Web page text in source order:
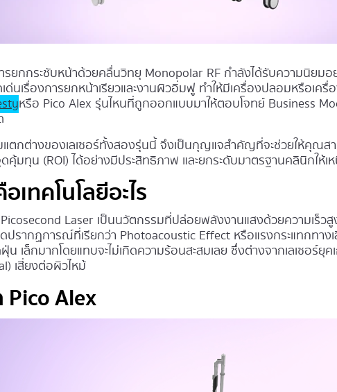
ยกกระชับหน้าด้วยคลื่นวิทยุ Monopolar RF กำลังได้รับความนิยมอ
เด่นเรื่องการยกหน้าเรียวและงานผิวอิ่มฟู ทำให้มีเครื่องปลอมหรือเค
หรือ Pico Alex รุ่นไหนที่ถูกออกแบบมาให้ตอบโจทย์ Business
แตกต่างของเลเซอร์ทั้งสองรุ่นนี้ จึงเป็นกุญแจสำคัญที่จะช่วยให้คุณส
คุ้มทุน (ROI) ได้อย่างมีประสิทธิภาพ และยกระดับมาตรฐานคลินิกให้เ
เทคโนโลยีอะไร
Laser เป็นนวัตกรรมที่ปล่อยพลังงานแสงด้วยความเร็ว
ดปรากฏการณ์ที่เรียกว่า Photoacoustic Effect หรือแรงกระแทกทางเ
น เล็กมากโดยแทบจะไม่เกิดความร้อนสะสมเลย ซึ่งต่างจากเลเซอร์ยุ
เสี่ยงต่อผิวไหม้
Alex